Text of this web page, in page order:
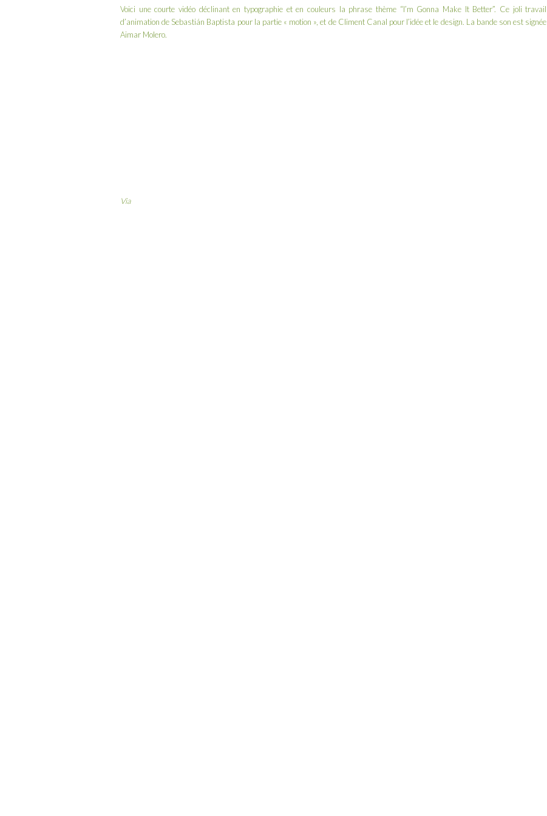
Voici une courte vidéo déclinant en typographie et en couleurs la phrase thème “I’m Gonna Make It Better”. Ce joli travail
d’animation de Sebastián Baptista pour la partie « motion », et de Climent Canal pour l’idée et le design. La bande son est signée
Aimar Molero.
Via